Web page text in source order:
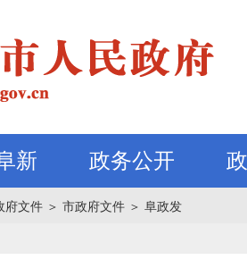
新 政务公开
府文件 ＞ 市政府文件 ＞ 阜政发